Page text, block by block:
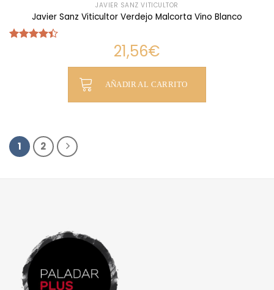
JAVIER SANZ VITICULTOR
Javier Sanz Viticultor Verdejo Malcorta Vino Blanco
21,56€
AÑADIR AL CARRITO
1 2